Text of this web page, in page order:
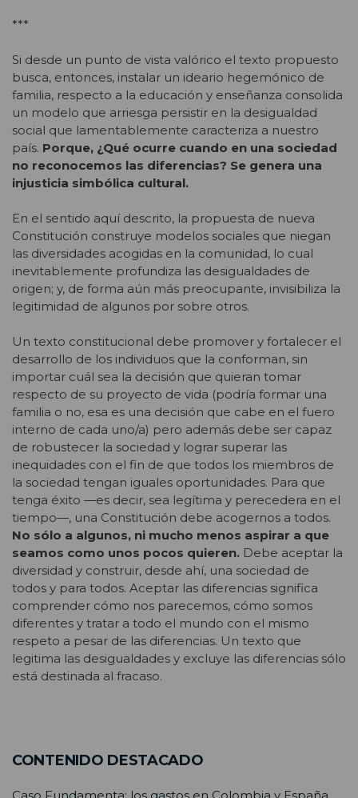
***
Si desde un punto de vista valórico el texto propuesto
busca, entonces, instalar un ideario hegemónico de
familia, respecto a la educación y enseñanza consolida
un modelo que arriesga persistir en la desigualdad
social que lamentablemente caracteriza a nuestro
país. Porque, ¿Qué ocurre cuando en una sociedad
no reconocemos las diferencias? Se genera una
injusticia simbólica cultural.
En el sentido aquí descrito, la propuesta de nueva
Constitución construye modelos sociales que niegan
las diversidades acogidas en la comunidad, lo cual
inevitablemente profundiza las desigualdades de
origen; y, de forma aún más preocupante, invisibiliza la
legitimidad de algunos por sobre otros.
Un texto constitucional debe promover y fortalecer el
desarrollo de los individuos que la conforman, sin
importar cuál sea la decisión que quieran tomar
respecto de su proyecto de vida (podría formar una
familia o no, esa es una decisión que cabe en el fuero
interno de cada uno/a) pero además debe ser capaz
de robustecer la sociedad y lograr superar las
inequidades con el fin de que todos los miembros de
la sociedad tengan iguales oportunidades. Para que
tenga éxito —es decir, sea legítima y perecedera en el
tiempo—, una Constitución debe acogernos a todos.
No sólo a algunos, ni mucho menos aspirar a que
seamos como unos pocos quieren. Debe aceptar la
diversidad y construir, desde ahí, una sociedad de
todos y para todos. Aceptar las diferencias significa
comprender cómo nos parecemos, cómo somos
diferentes y tratar a todo el mundo con el mismo
respeto a pesar de las diferencias. Un texto que
legitima las desigualdades y excluye las diferencias sólo
está destinada al fracaso.
CONTENIDO DESTACADO
Caso Fundamenta: los gastos en Colombia y España